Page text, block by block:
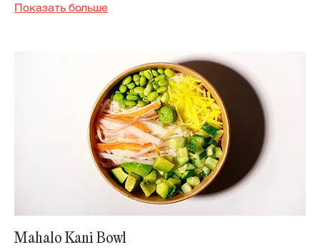
Показать больше
Mahalo Kani Bowl